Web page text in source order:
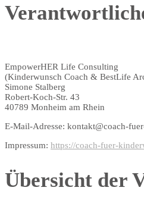
EmpowerHER Life Consulting
(Kinderwunsch Coach & BestLife
Simone Stalberg
Robert-Koch-Str. 43
40789 Monheim am Rhein
E-Mail-Adresse: kontakt@coach-
Impressum: https://coach-fuer-
Übersicht der